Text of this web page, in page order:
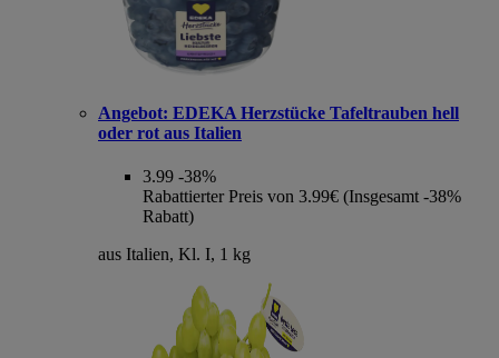
Angebot: EDEKA Herzstücke Tafeltrauben hell
oder rot aus Italien
3.99 -38%
Rabattierter Preis von 3.99€ (Insgesamt -38%
Rabatt)
aus Italien, Kl. I, 1 kg